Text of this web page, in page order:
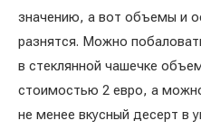
значению, а вот объемы и
разнятся. Можно
в стеклянной чашечке
стоимостью 2 евро, а
не менее вкусный десерт в